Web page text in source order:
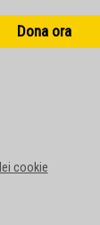
Dona ora
cookie